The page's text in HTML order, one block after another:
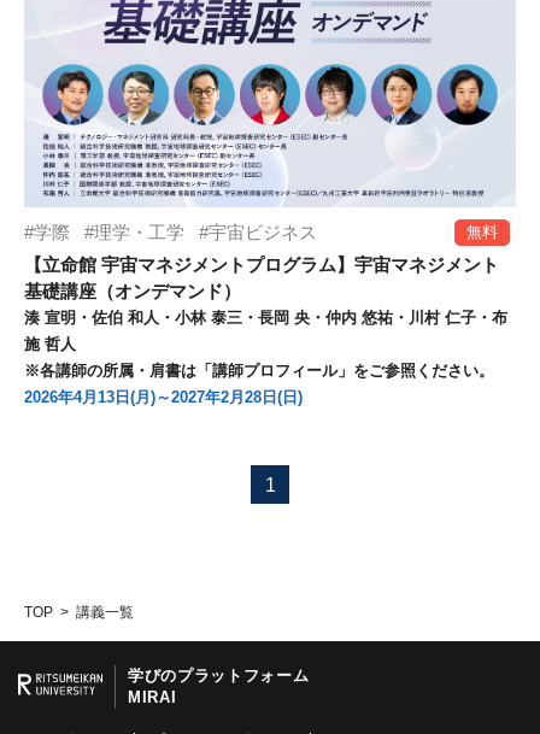
学際 理学・工学
宇宙ビジネス
【立命館 宇宙マネジメントプログラム】宇宙マネジメント
基礎講座（オンデマンド）
湊 宣明・佐伯 和人・小林 泰三・長岡 央・仲内 悠祐・川村 仁子・布
施 哲人
※各講師の所属・肩書は「講師プロフィール」をご参照ください。
2026年4月13日(月)～2027年2月28日(日)
無料
1
TOP 講義一覧
学びのプラットフォーム
MIRAI